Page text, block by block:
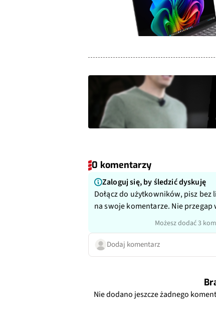
0 komentarzy
Zaloguj się, by śledzić dyskuję
Dołącz do użytkowników, pisz
na swoje komentarze. Nie
Możesz dodać 3
Dodaj komentarz
Nie dodano jeszcze żadnego